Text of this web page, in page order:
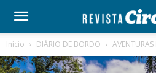
Início DIÁRIO DE BORDO AVENTURAS